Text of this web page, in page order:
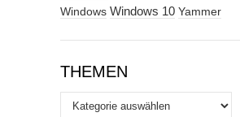
Windows Windows 10 Yammer
THEMEN
Themen